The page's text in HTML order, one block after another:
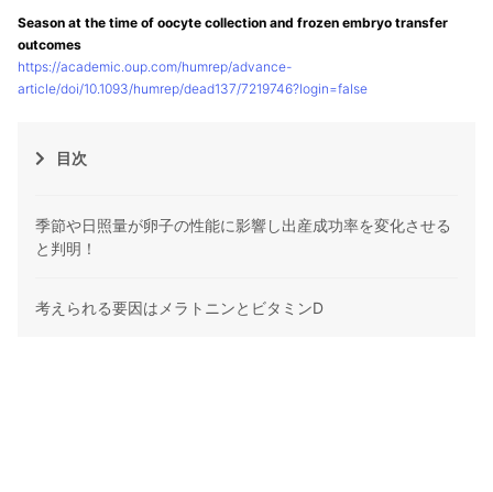
Season at the time of oocyte collection and frozen embryo transfer
outcomes
https://academic.oup.com/humrep/advance-
article/doi/10.1093/humrep/dead137/7219746?login=false
目次
季節や日照量が卵子の性能に影響し出産成功率を変化させる
と判明！
考えられる要因はメラトニンとビタミンD